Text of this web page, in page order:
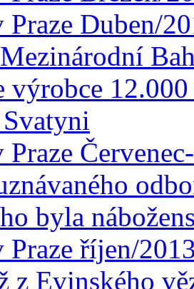
Praze Duben/
výrobce
Praze
byla
Praze říjen/
z Evinského